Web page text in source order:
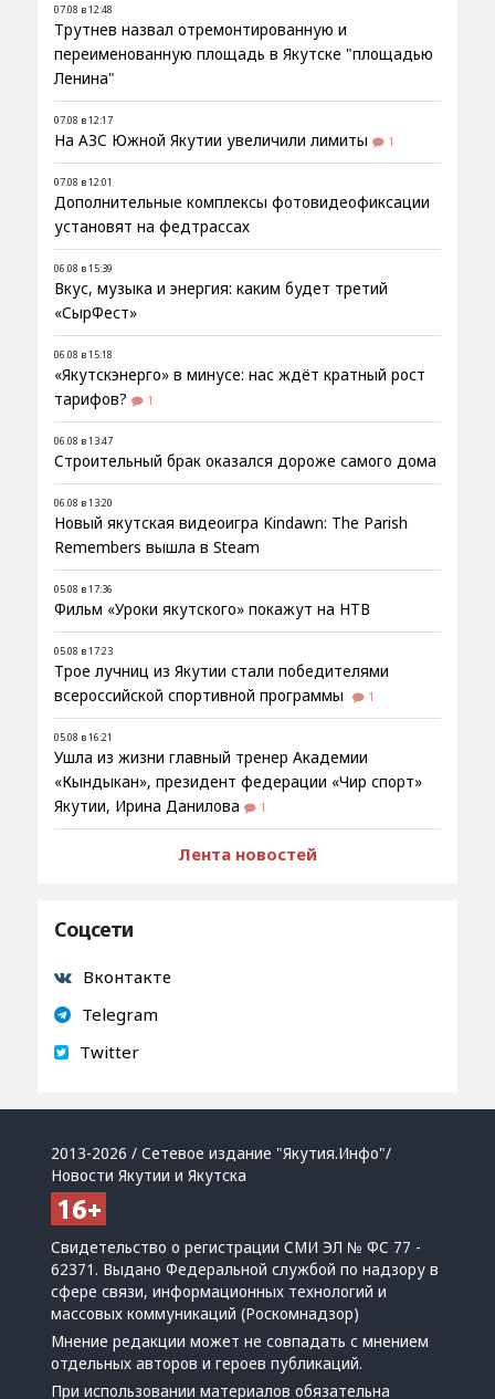
07.08 в 12:48
Трутнев назвал отремонтированную и
переименованную площадь в Якутске "площадью
Ленина"
07.08 в 12:17
На АЗС Южной Якутии увеличили лимиты 1
07.08 в 12:01
Дополнительные комплексы фотовидеофиксации
установят на федтрассах
06.08 в 15:39
Вкус, музыка и энергия: каким будет третий
«СырФест»
06.08 в 15:18
«Якутскэнерго» в минусе: нас ждёт кратный рост
тарифов?
1
06.08 в 13:47
Строительный брак оказался дороже самого дома
06.08 в 13:20
Новый якутская видеоигра Kindawn: The Parish
Remembers вышла в Steam
05.08 в 17:36
Фильм «Уроки якутского» покажут на НТВ
05.08 в 17:23
Трое лучниц из Якутии стали победителями
всероссийской спортивной программы
1
05.08 в 16:21
Ушла из жизни главный тренер Академии
«Кындыкан», президент федерации «Чир спорт»
Якутии, Ирина Данилова
1
Лента новостей
Соцсети
Вконтакте
Telegram
Twitter
2013-2026 / Сетевое издание "Якутия.Инфо"/
Новости Якутии и Якутска
Свидетельство о регистрации СМИ ЭЛ № ФС 77 -
62371. Выдано Федеральной службой по надзору в
сфере связи, информационных технологий и
массовых коммуникаций (Роскомнадзор)
Мнение редакции может не совпадать с мнением
отдельных авторов и героев публикаций.
При использовании материалов обязательна